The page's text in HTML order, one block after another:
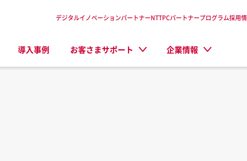
導入事例 お客さまサポート 企業情報
デジタルイノベーションパートナーNTTPCパートナープログラム採用